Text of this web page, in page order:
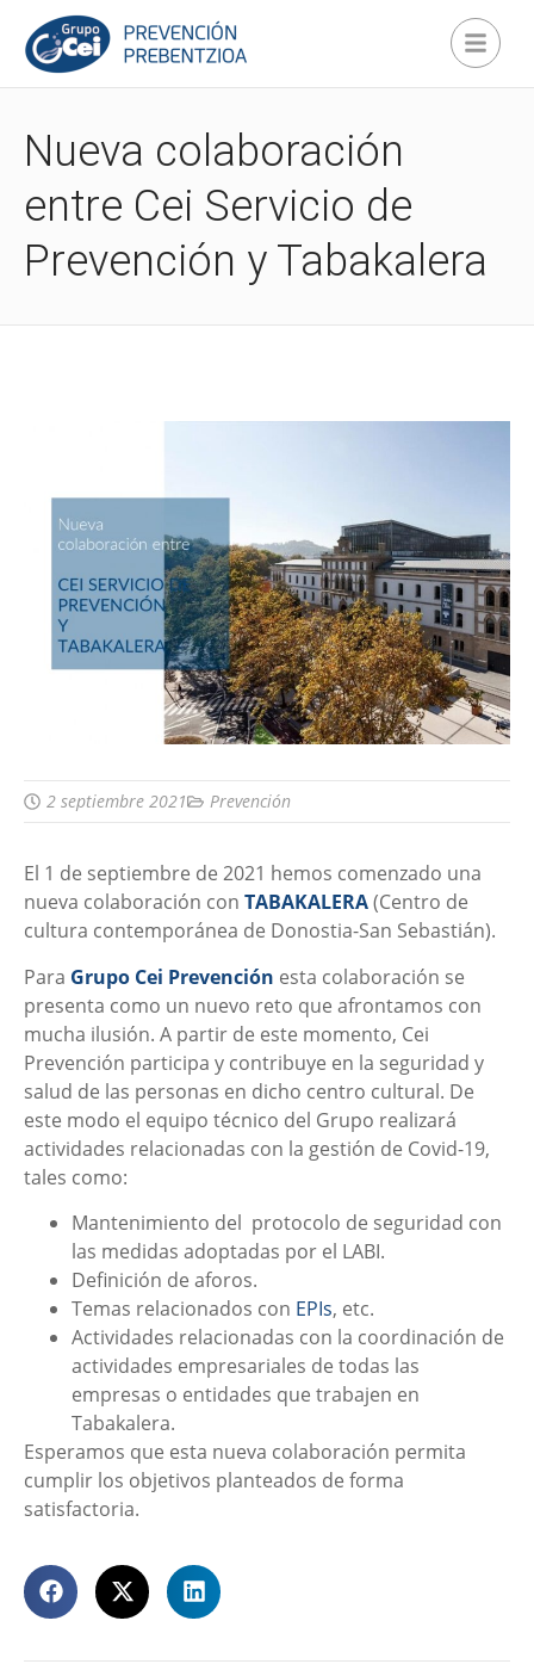
Nueva colaboración
entre Cei Servicio de
Prevención y Tabakalera
2 septiembre 2021 Prevención
El 1 de septiembre de 2021 hemos comenzado una
nueva colaboración con TABAKALERA(Centro de
cultura contemporánea de Donostia-San Sebastián).
Para Grupo Cei Prevención esta colaboración se
presenta como un nuevo reto que afrontamos con
mucha ilusión. A partir de este momento, Cei
Prevención participa y contribuye en la seguridad y
salud de las personas en dicho centro cultural. De
este modo el equipo técnico del Grupo realizará
actividades relacionadas con la gestión de Covid-19,
tales como:
Mantenimiento del protocolo de seguridad con
las medidas adoptadas por el LABI.
Definición de aforos.
Temas relacionados con EPIs, etc.
Actividades relacionadas con la coordinación de
actividades empresariales de todas las
empresas o entidades que trabajen en
Tabakalera.
Esperamos que esta nueva colaboración permita
cumplir los objetivos planteados de forma
satisfactoria.